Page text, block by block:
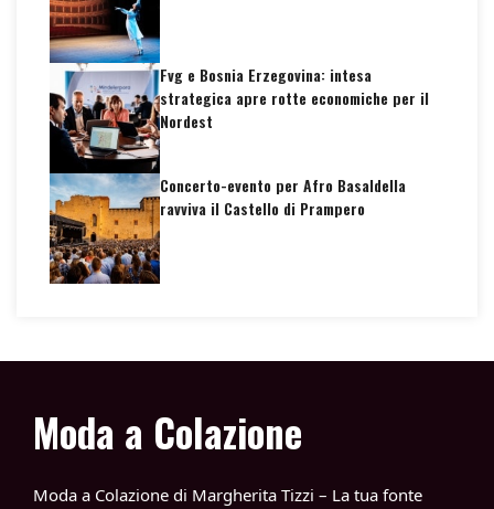
Fvg e Bosnia Erzegovina: intesa
strategica apre rotte economiche per il
Nordest
Concerto-evento per Afro Basaldella
ravviva il Castello di Prampero
Moda a Colazione
Moda a Colazione di Margherita Tizzi – La tua fonte